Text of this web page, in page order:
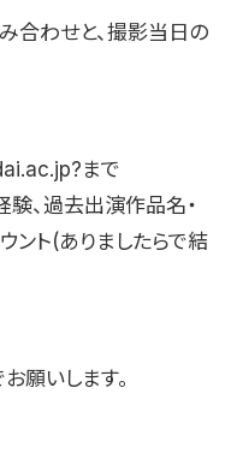
合わせと、撮影当日の
まで
験、過去出演作品名・
ント(ありましたらで結
願いします。